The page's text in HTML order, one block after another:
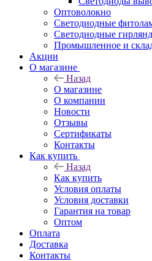
Оптоволокно
Светодиодные
Светодиодные
Промышленное и
Акции
О магазине
Назад
О магазине
О компании
Новости
Отзывы
Сертификаты
Контакты
Как купить
Назад
Как купить
Условия оплаты
Условия доставки
Гарантия на товар
Оптом
Оплата
Доставка
Контакты